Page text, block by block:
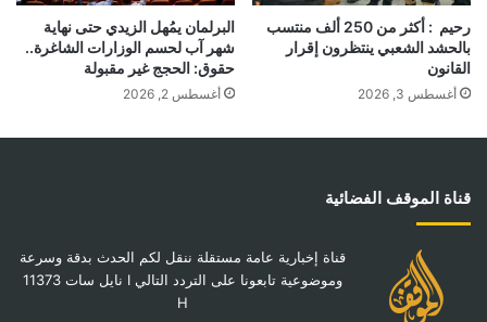
رحيم : أكثر من 250 ألف منتسب
بالحشد الشعبي ينتظرون إقرار
القانون
أغسطس 3, 2026
البرلمان يمُهل الزيدي حتى نهاية
شهر آب لحسم الوزارات الشاغرة..
حقوق: الحجج غير مقبولة
أغسطس 2, 2026
قناة الموقف الفضائية
قناة إخبارية عامة مستقلة ننقل لكم الحدث بدقة وسرعة
وموضوعية تابعونا على التردد التالي I نايل سات 11373
H